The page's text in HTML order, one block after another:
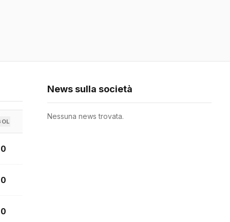
0
0
0
News sulla società
Nessuna news trovata.